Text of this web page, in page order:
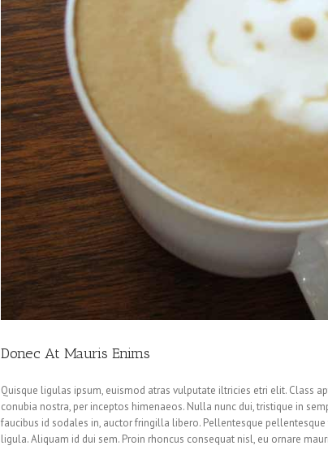
Donec At Mauris Enims
Quisque ligulas ipsum, euismod atras vulputate iltricies etri elit. Class
conubia nostra, per inceptos himenaeos. Nulla nunc dui, tristique in
faucibus id sodales in, auctor fringilla libero. Pellentesque
ligula. Aliquam id dui sem. Proin rhoncus consequat nisl, eu ornare